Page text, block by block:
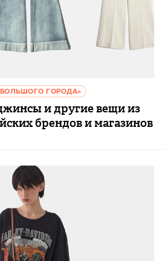
ГОРОДА»
и другие вещи из
брендов и магазинов